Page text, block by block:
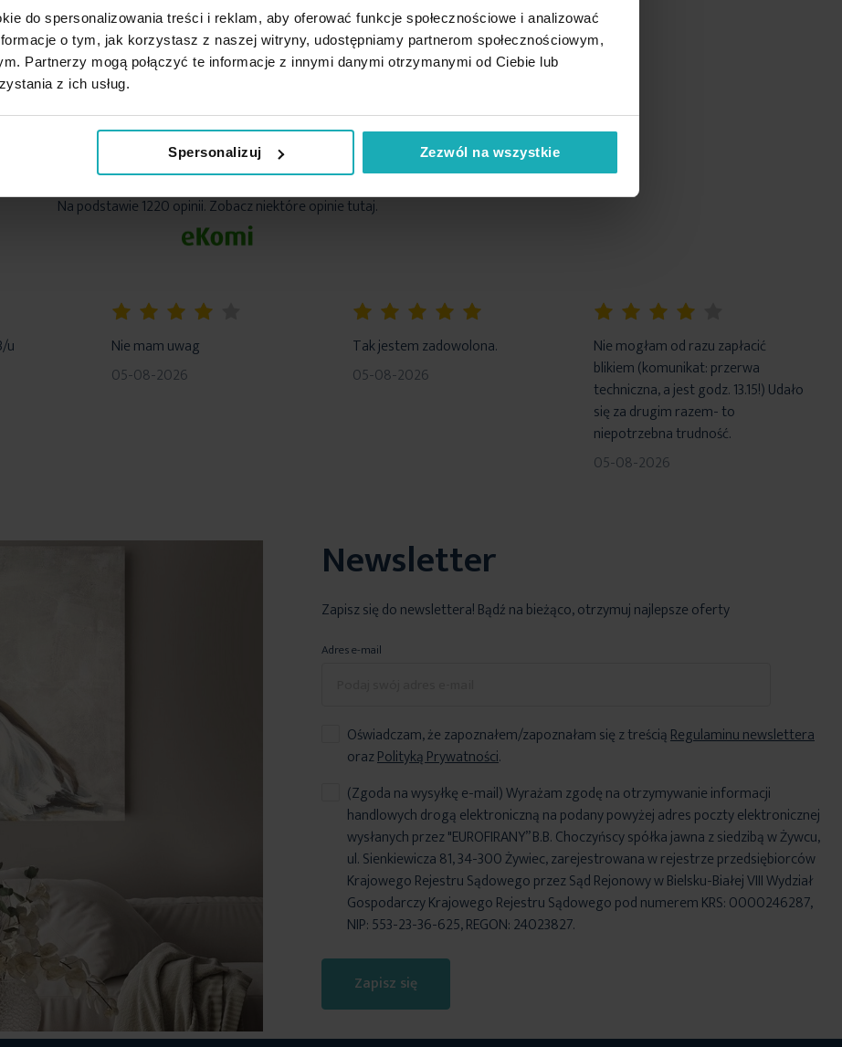
do spersonalizowania treści i reklam, aby oferować funkcje społecznościowe i analizować
o tym, jak korzystasz z naszej witryny, udostępniamy partnerom społecznościowym,
Partnerzy mogą połączyć te informacje z innymi danymi otrzymanymi od Ciebie lub
z ich usług.
Spersonalizuj Zezwól na wszystkie
potwierdzone zakupem
5%
Na podstawie 1220 opinii. Zobacz niektóre opinie tutaj.
u
Nie mam uwag
05-08-2026
Tak jestem zadowolona.
05-08-2026
Nie mogłam od razu zapłacić
blikiem (komunikat: przerwa
techniczna, a jest godz. 13.15!) Udało
się za drugim razem- to
niepotrzebna trudność.
05-08-2026
Newsletter
Zapisz się do newslettera! Bądź na bieżąco, otrzymuj najlepsze oferty
Adres e-mail
Oświadczam, że zapoznałem/zapoznałam się z treściąRegulaminu newslettera
orazPolityką Prywatności.
Zapisz się
(Zgoda na wysyłkę e-mail) Wyrażam zgodę na otrzymywanie informacji
handlowych drogą elektroniczną na podany powyżej adres poczty elektronicznej
wysłanych przez "EUROFIRANY” B.B. Choczyńscy spółka jawna z siedzibą w Żywcu,
ul. Sienkiewicza 81, 34-300 Żywiec, zarejestrowana w rejestrze przedsiębiorców
Krajowego Rejestru Sądowego przez Sąd Rejonowy w Bielsku-Białej VIII Wydział
Gospodarczy Krajowego Rejestru Sądowego pod numerem KRS: 0000246287,
NIP: 553-23-36-625, REGON: 24023827.